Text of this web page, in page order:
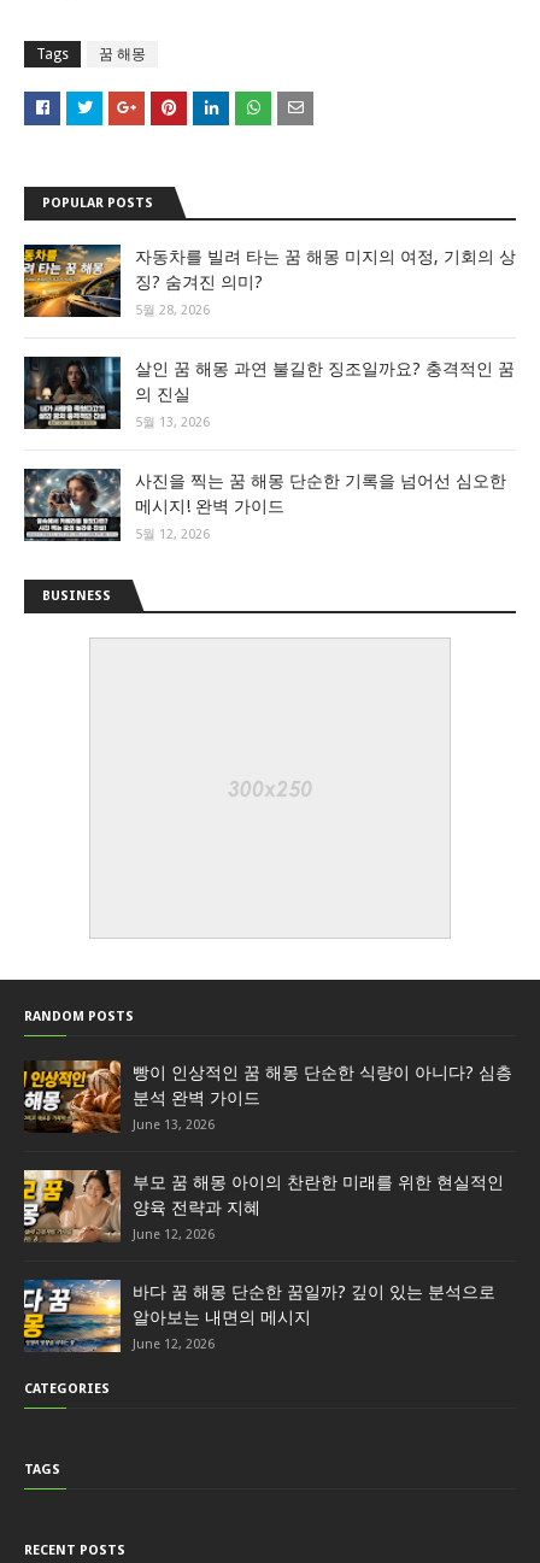
Tags 꿈 해몽
POPULAR POSTS
자동차를 빌려 타는 꿈 해몽 미지의 여정, 기회의 상
징? 숨겨진 의미?
5월 28, 2026
살인 꿈 해몽 과연 불길한 징조일까요? 충격적인 꿈
의 진실
5월 13, 2026
사진을 찍는 꿈 해몽 단순한 기록을 넘어선 심오한
메시지! 완벽 가이드
5월 12, 2026
BUSINESS
RANDOM POSTS
빵이 인상적인 꿈 해몽 단순한 식량이 아니다? 심층
분석 완벽 가이드
June 13, 2026
부모 꿈 해몽 아이의 찬란한 미래를 위한 현실적인
양육 전략과 지혜
June 12, 2026
바다 꿈 해몽 단순한 꿈일까? 깊이 있는 분석으로
알아보는 내면의 메시지
June 12, 2026
CATEGORIES
TAGS
RECENT POSTS